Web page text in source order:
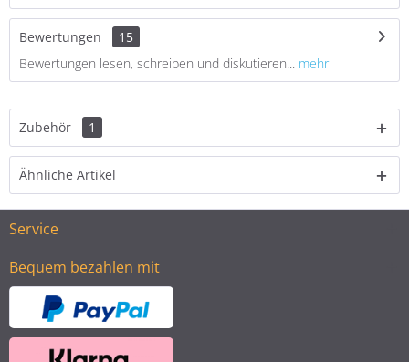
Bewertungen
15
Bewertungen lesen, schreiben und diskutieren...
mehr
Zubehör 1
Ähnliche Artikel
Service
Bequem bezahlen mit